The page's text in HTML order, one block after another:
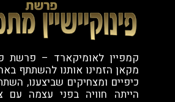
קמפיין לאומיקארד – פרשת
מקאן הזמינו אותנו להשתתף
כיפיים ומצחיקים שביצענו,
הייתה חוויה בפני עצמה עם